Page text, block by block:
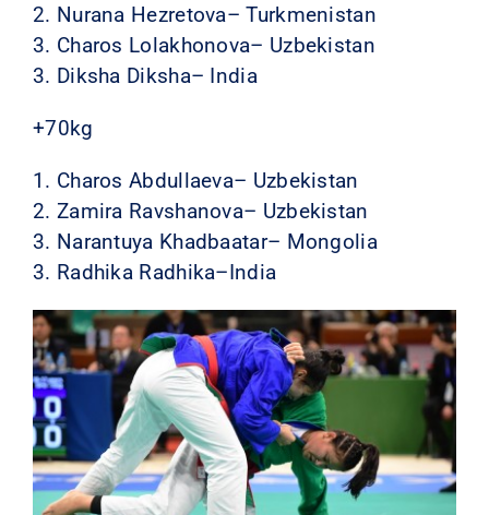
2. Nurana Hezretova– Turkmenistan
3. Charos Lolakhonova– Uzbekistan
3. Diksha Diksha– India
+70kg
1. Charos Abdullaeva– Uzbekistan
2. Zamira Ravshanova– Uzbekistan
3. Narantuya Khadbaatar– Mongolia
3. Radhika Radhika–India